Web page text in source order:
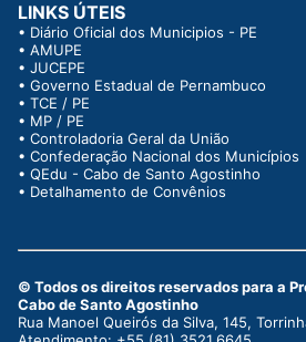
LINKS ÚTEIS
• Diário Oficial dos Municipios - PE
• AMUPE
• JUCEPE
• Governo Estadual de Pernambuco
• TCE / PE
• MP / PE
• Controladoria Geral da União
• Confederação Nacional dos Municípios
• QEdu - Cabo de Santo Agostinho
• Detalhamento de Convênios
© Todos os direitos reservados para a
Cabo de Santo Agostinho
Rua Manoel Queirós da Silva, 145,